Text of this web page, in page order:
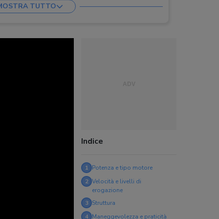
TUTTO
Indice
1 Potenza e tipo motore
2 Velocità e livelli di
erogazione
3 Struttura
4 Maneggevolezza e praticità